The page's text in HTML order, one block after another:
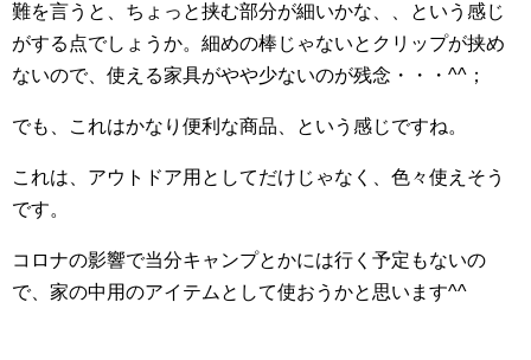
難を言うと、ちょっと挟む部分が細いかな、、という感じ
がする点でしょうか。細めの棒じゃないとクリップが挟め
ないので、使える家具がやや少ないのが残念・・・^^；
でも、これはかなり便利な商品、という感じですね。
これは、アウトドア用としてだけじゃなく、色々使えそう
です。
コロナの影響で当分キャンプとかには行く予定もないの
で、家の中用のアイテムとして使おうかと思います^^